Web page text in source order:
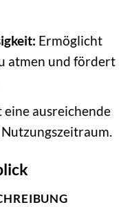
Ermöglicht
atmen und fördert
eine ausreichende